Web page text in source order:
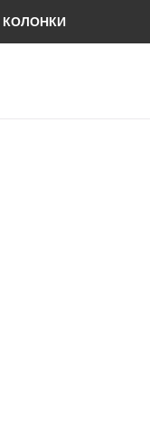
КОЛОНКИ